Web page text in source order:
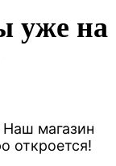
уже на
Наш магазин
откроется!